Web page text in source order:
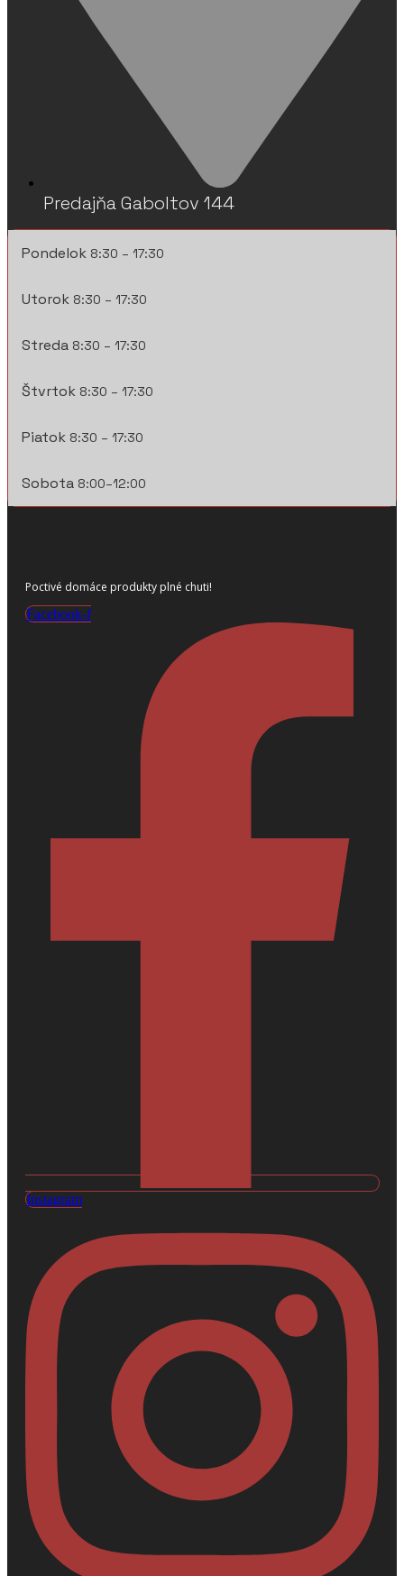
Predajňa Gaboltov 144
Pondelok 8:30 – 17:30
Utorok 8:30 – 17:30
Streda 8:30 – 17:30
Štvrtok 8:30 – 17:30
Piatok 8:30 – 17:30
Sobota 8:00–12:00
Poctivé domáce produkty plné chuti!
Facebook-f
Instagram